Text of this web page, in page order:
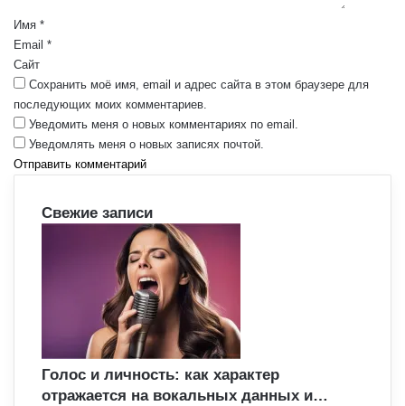
р
и
й
*
Имя *
Email *
Сайт
Сохранить моё имя, email и адрес сайта в этом браузере для
последующих моих комментариев.
Уведомить меня о новых комментариях по email.
Уведомлять меня о новых записях почтой.
Свежие записи
Голос и личность: как характер
отражается на вокальных данных и…